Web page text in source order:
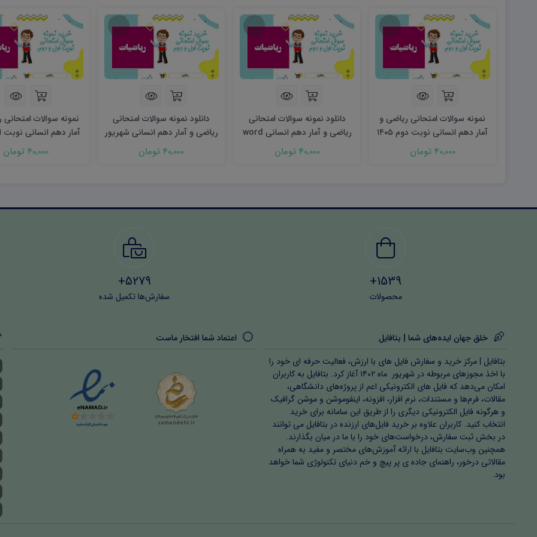
نمونه سوالات امتحانی ریاضی و
آمار دهم انسانی نوبت دوم ۱۴۰۵
word40,000 تومان
دانلود نمونه سوالات امتحانی
ریاضی و آمار دهم انسانی word
(نوبت دوم)
40,000 تومان
دانلود نمونه سوالات امتحانی
ریاضی و آمار دهم انسانی شهریور
۱۴۰۳ word
40,000 تومان
نمونه سوالات
word40,000 تومان
1539+
محصولات
5279+
سفارش‌ها تکمیل شده
خلق جهان ایده‌های شما | بتافایل
بتافایل | مرکز خرید و سفارش فایل های با ارزش، فعالیت حرفه ای خود را
با اخذ مجوزهای مربوطه در شهریور ماه ۱۴۰۲ آغاز کرد. بتافایل به کاربران
امکان می‌دهد که فایل های الکترونیکی اعم از پروژه‌های دانشگاهی،
مقالات، فرم‌ها و مستندات، نرم افزار، افزونه، اینفوموشن و موشن گرافیک
و هرگونه فایل الکترونیکی دیگری را از طریق این سامانه برای خرید
انتخاب کنید. کاربران علاوه بر خرید فایل‌های ارزنده در بتافایل می توانند
در بخش ثبت سفارش، درخواست‌های خود را با ما در میان بگذارند.
همچنین وب‌سایت بتافایل با ارائه آموزش‌های مختصر و مفید به همراه
مقالاتی درخور، راهنمای جاده ی پر پیچ و خم دنیای تکنولوژی شما خواهد
بود.
اعتماد شما افتخار ماست